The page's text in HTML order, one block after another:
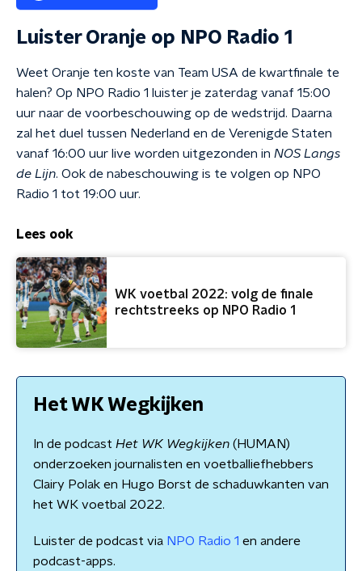
Luister Oranje op NPO Radio 1
Weet Oranje ten koste van Team USA de kwartfinale te
halen? Op NPO Radio 1 luister je zaterdag vanaf 15:00
uur naar de voorbeschouwing op de wedstrijd. Daarna
zal het duel tussen Nederland en de Verenigde Staten
vanaf 16:00 uur live worden uitgezonden in NOS Langs
de Lijn. Ook de nabeschouwing is te volgen op NPO
Radio 1 tot 19:00 uur.
Lees ook
WK voetbal 2022: volg de finale
rechtstreeks op NPO Radio 1
Het WK Wegkijken
In de podcast Het WK Wegkijken (HUMAN)
onderzoeken journalisten en voetballiefhebbers
Clairy Polak en Hugo Borst de schaduwkanten van
het WK voetbal 2022.
Luister de podcast via NPO Radio 1 en andere
podcast-apps.